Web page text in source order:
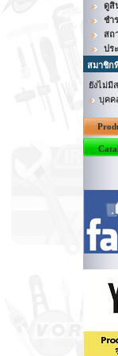
ดูสิ
ชำ
สถ
ปร
สมาชิก
ยังไม่
บุคค